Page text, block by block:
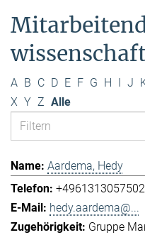
A B C D E F G H I J
X Y Z Alle
Aardema, Hedy
+4961313057502
hedy.aardema@...
Gruppe